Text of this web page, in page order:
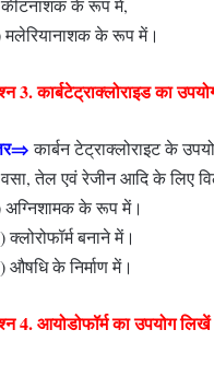
के रूप में,
मलेरियानाशक के रूप में।
3. कार्बटेट्राक्लोराइड का
कार्बन टेट्राक्लोराइट के
तेल एवं रेजीन आदि के लिए
अग्निशामक के रूप में।
क्लोरोफॉर्म बनाने में।
औषधि के निर्माण में।
4. आयोडोफॉर्म का उपयोग